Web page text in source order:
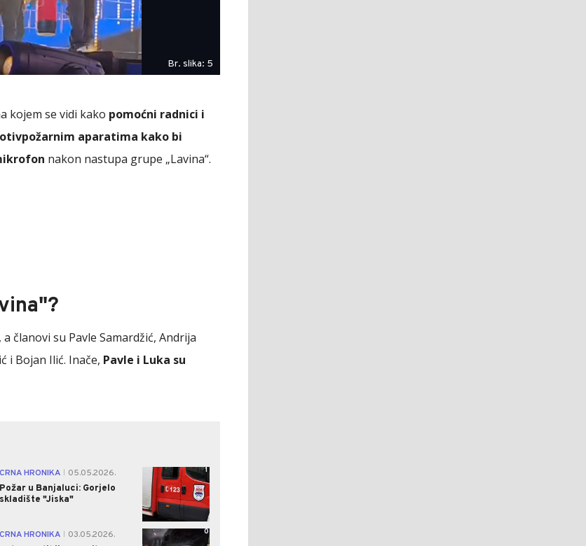
Br. slika: 5
kojem se vidi kako pomoćni radnici i
aparatima kako bi
nakon nastupa grupe „Lavina“.
članovi su Pavle Samardžić, Andrija
i Bojan Ilić. Inače, Pavle i Luka su
CRNA HRONIKA
05.05.2026.
Požar u Banjaluci: Gorjelo
skladište "Jiska"
1
CRNA HRONIKA
03.05.2026.
0